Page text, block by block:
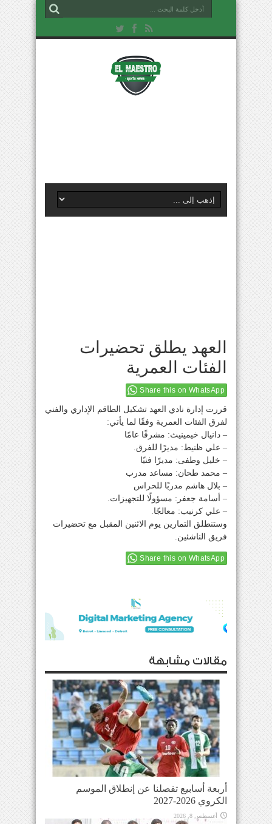
العهد يطلق تحضيرات
الفئات العمرية
Share this on WhatsApp
قررت إدارة نادي العهد تشكيل الطاقم الإداري والفني
لفرق الفئات العمرية وفقًا لما يأتي:
– دانيال خيمينيث: مشرفًا عامًا
– علي ظنيط: مديرًا للفرق.
– خليل وطفى: مديرًا فنيًا
– محمد طحان: مساعد مدرب
– بلال هاشم مدربًا للحراس
– أسامة جعفر: مسؤولًا للتجهيزات.
– علي كرنيب: معالجًا.
وستنطلق التمارين يوم الاثنين المقبل مع تحضيرات
فريق الناشئين.
Share this on WhatsApp
مقالات مشابهة
أربعة أسابيع تفصلنا عن إنطلاق الموسم
الكروي 2026-2027
أغسطس 8, 2026